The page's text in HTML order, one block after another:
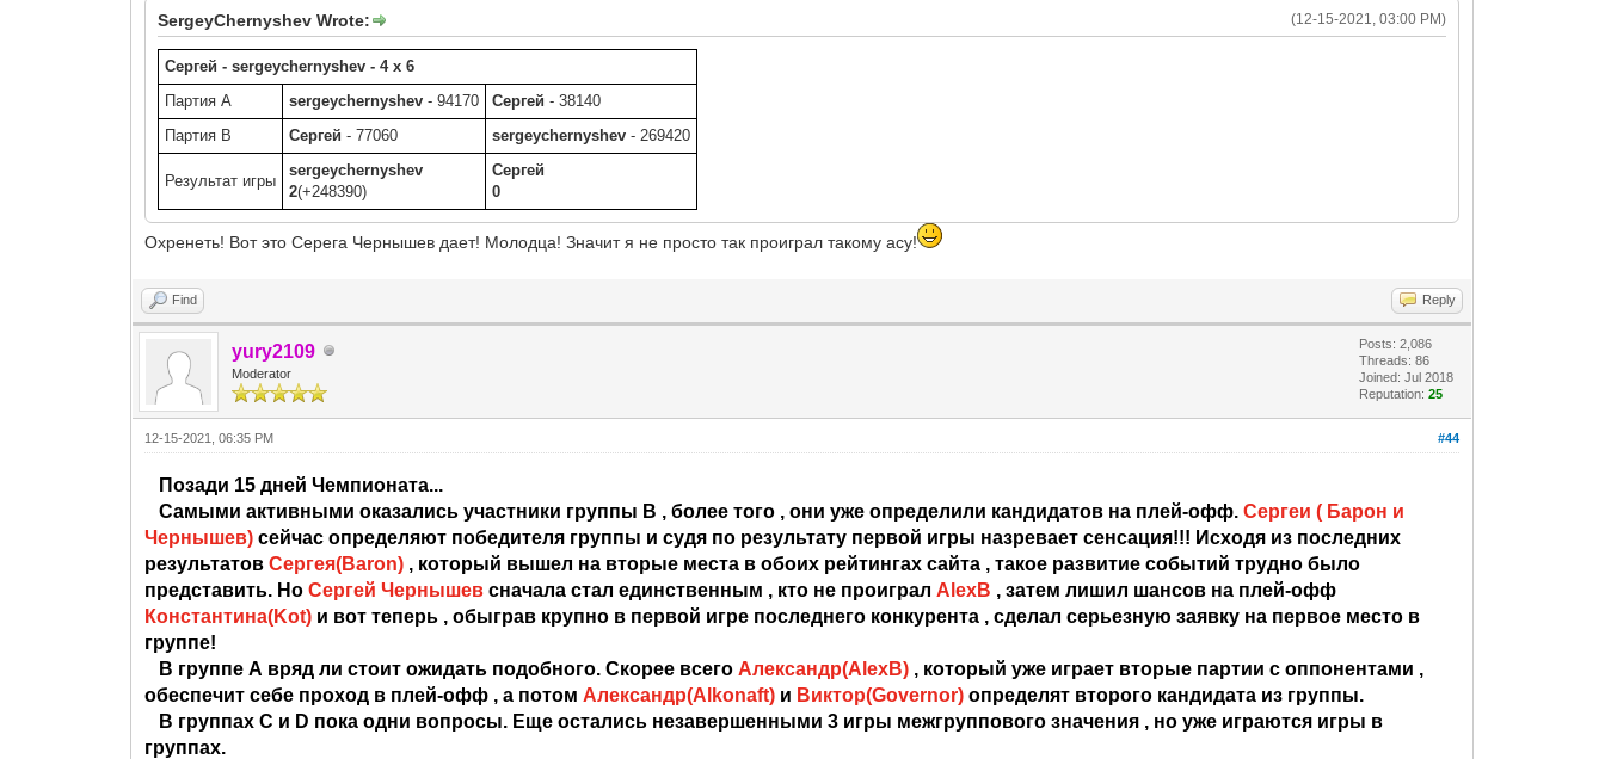
(12-15-2021, 03:00 PM)
SergeyChernyshev Wrote:
Сергей - sergeychernyshev - 4 x 6
Партия A
sergeychernyshev - 94170 Сергей - 38140
Партия B
Сергей - 77060 sergeychernyshev - 269420
Результат игры
sergeychernyshev
2(+248390)
Сергей
0
Охренеть! Вот это Серега Чернышев дает! Молодца! Значит я не просто так проиграл такому асу!
Find Reply
yury2109
Moderator
Posts: 2,086
Threads: 86
Joined: Jul 2018
Reputation:25
#44
12-15-2021, 06:35 PM
Позади 15 дней Чемпионата...
Самыми активными оказались участники группы В , более того , они уже определили кандидатов на плей-офф.Сергеи ( Барон и
Чернышев) сейчас определяют победителя группы и судя по результату первой игры назревает сенсация!!! Исходя из последних
результатовСергея(Baron) , который вышел на вторые места в обоих рейтингах сайта , такое развитие событий трудно было
представить. НоСергей Чернышев сначала стал единственным , кто не проиграл AlexB , затем лишил шансов на плей-офф
Константина(Kot) и вот теперь , обыграв крупно в первой игре последнего конкурента , сделал серьезную заявку на первое место в
группе!
В группе А вряд ли стоит ожидать подобного. Скорее всего Александр(AlexB) , который уже играет вторые партии с оппонентами ,
обеспечит себе проход в плей-офф , а потом Александр(Alkonaft) и Виктор(Governor) определят второго кандидата из группы.
В группах С и D пока одни вопросы. Еще остались незавершенными 3 игры межгруппового значения , но уже играются игры в
группах.